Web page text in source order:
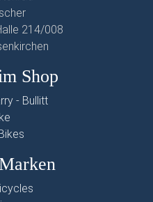
214/008
Shop
- Bullitt